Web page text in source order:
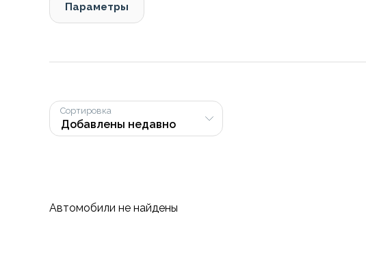
Параметры
Сортировка
Автомобили не найдены